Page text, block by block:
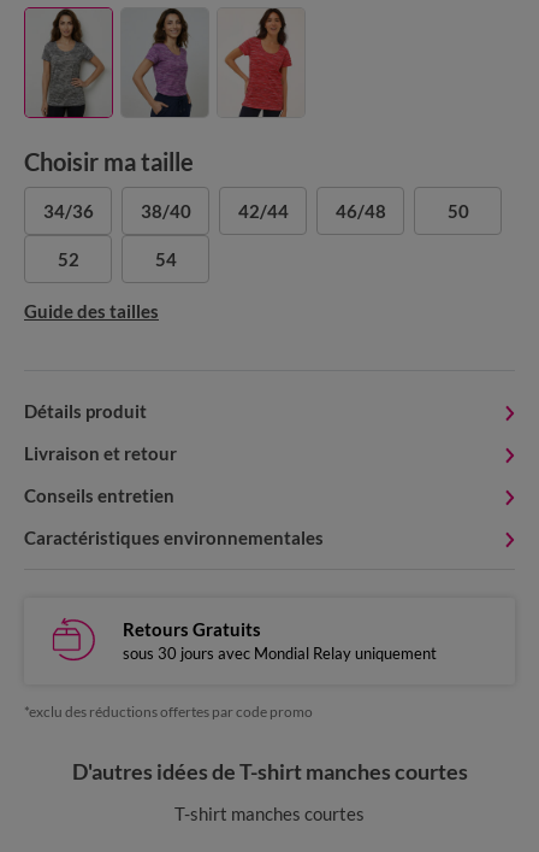
Choisir ma taille
34/36 38/40 42/44 46/48 50
52 54
Guide des tailles
Détails produit
Livraison et retour
Conseils entretien
Caractéristiques environnementales
Retours Gratuits
sous 30 jours avec Mondial Relay uniquement
*exclu des réductions offertes par code promo
D'autres idées de T-shirt manches courtes
T-shirt manches courtes